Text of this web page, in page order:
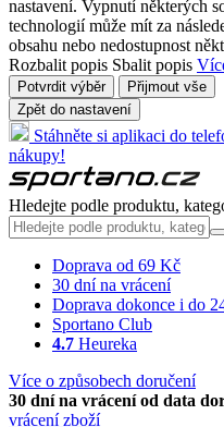
nastavení. Vypnutí některých
technologií může mít za
obsahu nebo nedostupnost
Rozbalit popis Sbalit popis
Potvrdit výběr
Přijmout vše
Zpět do nastavení
Stáhněte si aplikaci do
nákupy!
Hledejte podle produktu,
Doprava od 69 Kč
30 dní na vrácení
Doprava dokonce i do
Sportano Club
4.7 Heureka
Více o způsobech doručení
30 dní na vrácení od data
vrácení zboží